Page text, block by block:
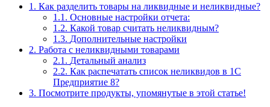
1. Как разделить товары на ликвидные и неликвидные?
1.1. Основные настройки отчета:
1.2. Какой товар считать неликвидным?
1.3. Дополнительные настройки
2. Работа с неликвидными товарами
2.1. Детальный анализ
2.2. Как распечатать список неликвидов в 1С
Предприятие 8?
3. Посмотрите продукты, упомянутые в этой статье!